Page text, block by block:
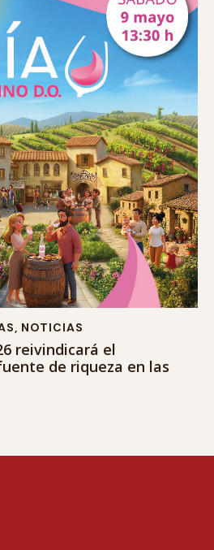
, NOTICIAS
reivindicará el
de riqueza en las